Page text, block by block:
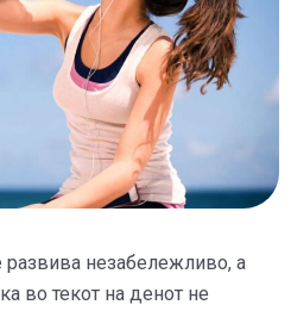
развива незабележливо, а
во текот на денот не